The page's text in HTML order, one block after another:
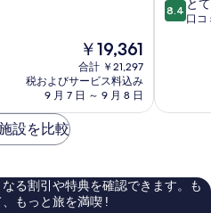
現
在
の
料
金
￥19,361
合計 ￥21,297
税およびサービス料込み
9 月 7 日 ～ 9 月 8 日
段
も
コ
ミ
8.4 と
口コ
設を比較
る割引や特典を確認できます。も
もっと旅を満喫 !